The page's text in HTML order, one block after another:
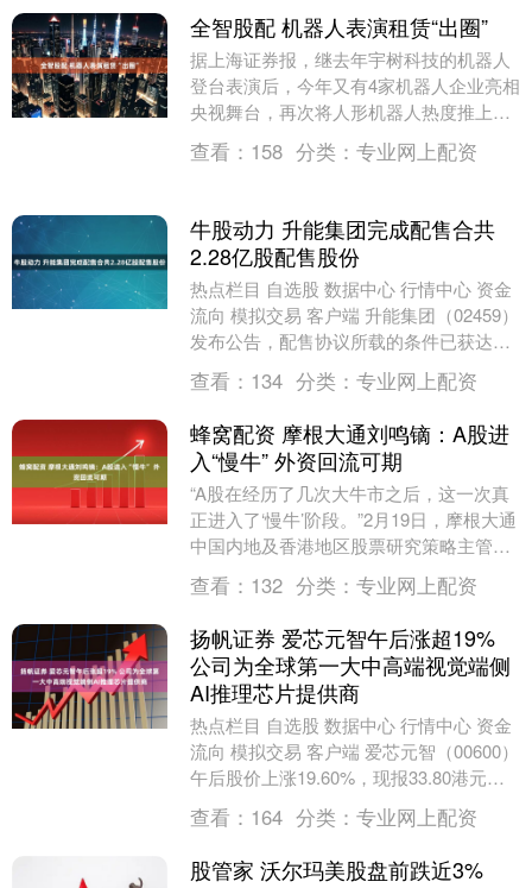
全智股配 机器人表演租赁“出圈”
据上海证券报，继去年宇树科技的机器人
登台表演后，今年又有4家机器人企业亮相
央视舞台，再次将人形机器人热度推上高
点。春晚舞台的持续“出圈”，也为过去一
年兴起的机器....
查看： 158 分类： 专业网上配资
牛股动力 升能集团完成配售合共
2.28亿股配售股份
热点栏目 自选股 数据中心 行情中心 资金
流向 模拟交易 客户端 升能集团（02459）
发布公告，配售协议所载的条件已获达
成，并已于2026年2月20日完成。配....
查看： 134 分类： 专业网上配资
蜂窝配资 摩根大通刘鸣镝：A股进
入“慢牛” 外资回流可期
“A股在经历了几次大牛市之后，这一次真
正进入了‘慢牛’阶段。”2月19日，摩根大通
中国内地及香港地区股票研究策略主管刘
鸣镝做客澎湃新闻“春水向东流——《首席
连线....
查看： 132 分类： 专业网上配资
扬帆证券 爱芯元智午后涨超19%
公司为全球第一大中高端视觉端侧
AI推理芯片提供商
热点栏目 自选股 数据中心 行情中心 资金
流向 模拟交易 客户端 爱芯元智（00600）
午后股价上涨19.60%，现报33.80港元，
成交额2.23亿港元。 爱....
查看： 164 分类： 专业网上配资
股管家 沃尔玛美股盘前跌近3%